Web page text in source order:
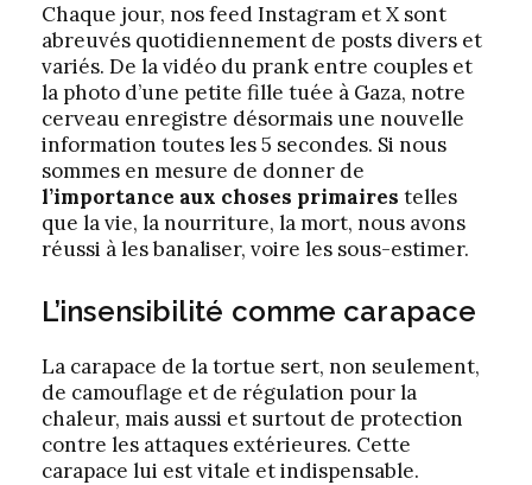
Chaque jour, nos feed Instagram et X sont
abreuvés quotidiennement de posts divers et
variés. De la vidéo du prank entre couples et
la photo d’une petite fille tuée à Gaza, notre
cerveau enregistre désormais une nouvelle
information toutes les 5 secondes. Si nous
sommes en mesure de donner de
l’importance aux choses primaires telles
que la vie, la nourriture, la mort, nous avons
réussi à les banaliser, voire les sous-estimer.
L’insensibilité comme carapace
La carapace de la tortue sert, non seulement,
de camouflage et de régulation pour la
chaleur, mais aussi et surtout de protection
contre les attaques extérieures. Cette
carapace lui est vitale et indispensable.